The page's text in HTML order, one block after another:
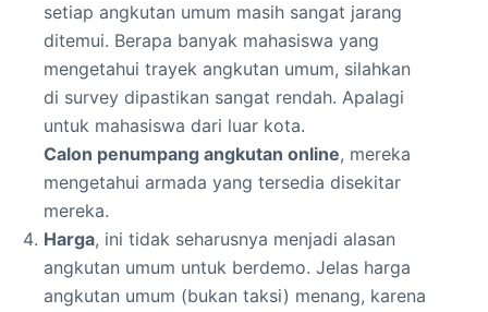
setiap angkutan umum masih sangat jarang
ditemui. Berapa banyak mahasiswa yang
mengetahui trayek angkutan umum, silahkan
di survey dipastikan sangat rendah. Apalagi
untuk mahasiswa dari luar kota.
Calon penumpang angkutan online, mereka
mengetahui armada yang tersedia disekitar
mereka.
Harga, ini tidak seharusnya menjadi alasan
angkutan umum untuk berdemo. Jelas harga
angkutan umum (bukan taksi) menang, karena